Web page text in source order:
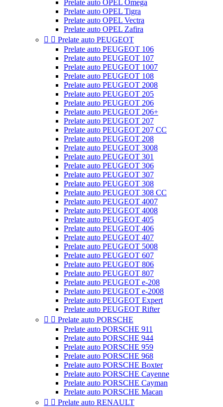
Prelate auto OPEL Omega
Prelate auto OPEL Tigra
Prelate auto OPEL Vectra
Prelate auto OPEL Zafira
  Prelate auto PEUGEOT
Prelate auto PEUGEOT 106
Prelate auto PEUGEOT 107
Prelate auto PEUGEOT 1007
Prelate auto PEUGEOT 108
Prelate auto PEUGEOT 2008
Prelate auto PEUGEOT 205
Prelate auto PEUGEOT 206
Prelate auto PEUGEOT 206+
Prelate auto PEUGEOT 207
Prelate auto PEUGEOT 207 CC
Prelate auto PEUGEOT 208
Prelate auto PEUGEOT 3008
Prelate auto PEUGEOT 301
Prelate auto PEUGEOT 306
Prelate auto PEUGEOT 307
Prelate auto PEUGEOT 308
Prelate auto PEUGEOT 308 CC
Prelate auto PEUGEOT 4007
Prelate auto PEUGEOT 4008
Prelate auto PEUGEOT 405
Prelate auto PEUGEOT 406
Prelate auto PEUGEOT 407
Prelate auto PEUGEOT 5008
Prelate auto PEUGEOT 607
Prelate auto PEUGEOT 806
Prelate auto PEUGEOT 807
Prelate auto PEUGEOT e-208
Prelate auto PEUGEOT e-2008
Prelate auto PEUGEOT Expert
Prelate auto PEUGEOT Rifter
  Prelate auto PORSCHE
Prelate auto PORSCHE 911
Prelate auto PORSCHE 944
Prelate auto PORSCHE 959
Prelate auto PORSCHE 968
Prelate auto PORSCHE Boxter
Prelate auto PORSCHE Cayenne
Prelate auto PORSCHE Cayman
Prelate auto PORSCHE Macan
  Prelate auto RENAULT